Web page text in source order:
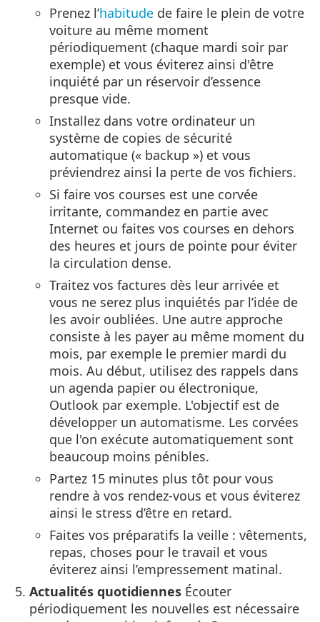
Prenez l’habitude de faire le plein de votre
voiture au même moment
périodiquement (chaque mardi soir par
exemple) et vous éviterez ainsi d'être
inquiété par un réservoir d’essence
presque vide.
Installez dans votre ordinateur un
système de copies de sécurité
automatique (« backup ») et vous
préviendrez ainsi la perte de vos fichiers.
Si faire vos courses est une corvée
irritante, commandez en partie avec
Internet ou faites vos courses en dehors
des heures et jours de pointe pour éviter
la circulation dense.
Traitez vos factures dès leur arrivée et
vous ne serez plus inquiétés par l’idée de
les avoir oubliées. Une autre approche
consiste à les payer au même moment du
mois, par exemple le premier mardi du
mois. Au début, utilisez des rappels dans
un agenda papier ou électronique,
Outlook par exemple. L'objectif est de
développer un automatisme. Les corvées
que l'on exécute automatiquement sont
beaucoup moins pénibles.
Partez 15 minutes plus tôt pour vous
rendre à vos rendez-vous et vous éviterez
ainsi le stress d’être en retard.
Faites vos préparatifs la veille : vêtements,
repas, choses pour le travail et vous
éviterez ainsi l’empressement matinal.
Actualités quotidiennes Écouter
périodiquement les nouvelles est nécessaire